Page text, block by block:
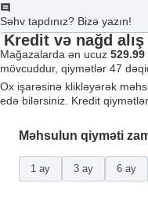
Səhv tapdınız? Bizə yazın!
Kredit və nağd
Mağazalarda ən ucuz 529.99
mövcuddur, qiymətlər 47
Ox işarəsinə klikləyərək
edə bilərsiniz. Kredit
Məhsulun qiyməti
1 ay 3 ay 6 ay